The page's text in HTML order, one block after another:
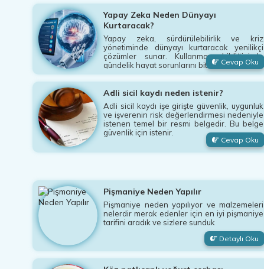
Yapay Zeka Neden Dünyayı
Kurtaracak?
Yapay zeka, sürdürülebilirlik ve kriz
yönetiminde dünyayı kurtaracak yenilikçi
çözümler sunar. Kullanmayı bildiğinizde
gündelik hayat sorunlarını bitirir. Cevap Oku
Adli sicil kaydı neden istenir?
Adli sicil kaydı işe girişte güvenlik, uygunluk
ve işverenin risk değerlendirmesi nedeniyle
istenen temel bir resmi belgedir. Bu belge
güvenlik için istenir.
Cevap Oku
Pişmaniye Neden Yapılır
Pişmaniye neden yapılıyor ve malzemeleri
nelerdir merak edenler için en iyi pişmaniye
tarifini aradık ve sizlere sunduk
Detaylı Oku